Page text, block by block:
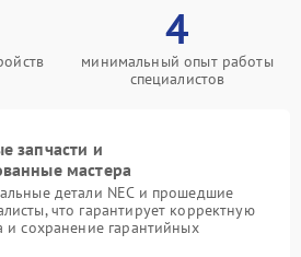
4
минимальный опыт работы
специалистов
запчасти и
мастера
детали NEC и прошедшие
что гарантирует корректную
и сохранение гарантийных